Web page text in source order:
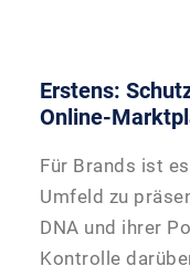
Erstens:
Online-
Für Brands ist
Umfeld zu
DNA und ihrer
Kontrolle